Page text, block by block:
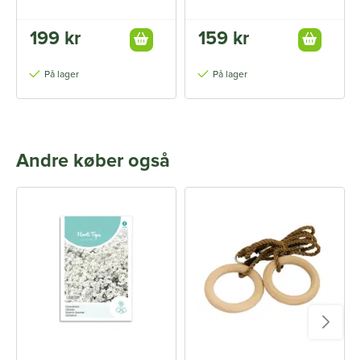
199 kr
På lager
159 kr
På lager
Andre køber også